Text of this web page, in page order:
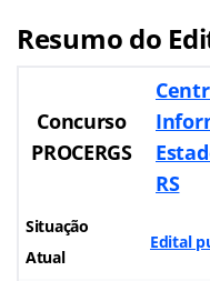
Resumo do
Concurso
PROCERGS
RS
Situação
Atual
Edital